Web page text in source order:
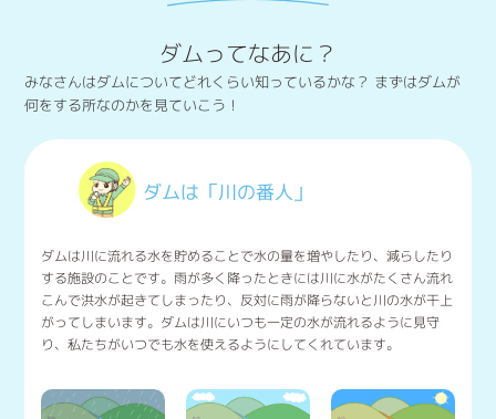
ダムってなあに？
みなさんはダムについてどれくらい知っているかな？ まずはダムが
何をする所なのかを見ていこう！
ダムは「川の番人」
ダムは川に流れる水を貯めることで水の量を増やしたり、減らしたり
する施設のことです。雨が多く降ったときには川に水がたくさん流れ
こんで洪水が起きてしまったり、反対に雨が降らないと川の水が干上
がってしまいます。ダムは川にいつも一定の水が流れるように見守
り、私たちがいつでも水を使えるようにしてくれています。